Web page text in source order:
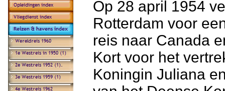
Op 28 april 1954
Rotterdam voor
reis naar Canada
Kort voor het
Koningin Juliana